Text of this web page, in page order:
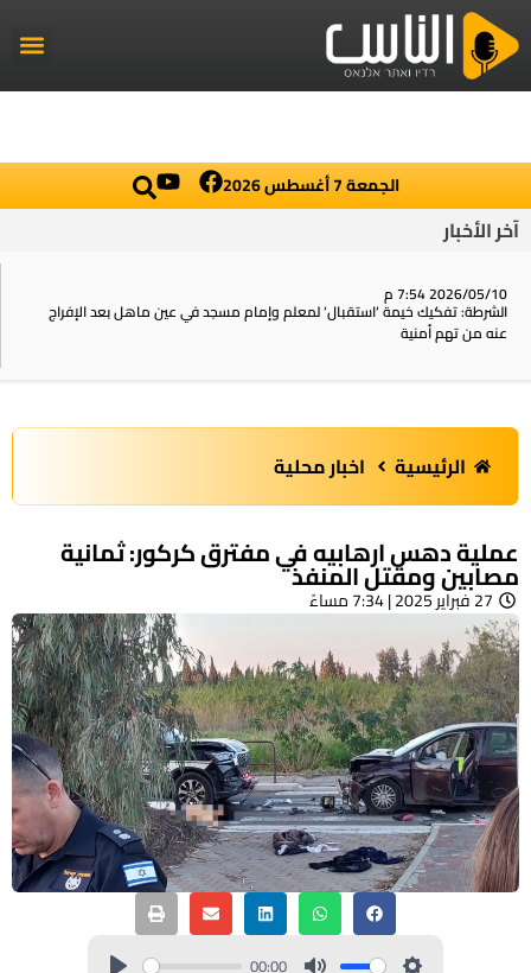
الجمعة 7 أغسطس 2026
آخر الأخبار
2026/05/10 7:54 م
الشرطة: تفكيك خيمة ‘استقبال‘ لمعلم وإمام مسجد في عين ماهل بعد الإفراج
عنه من تهم أمنية
الرئيسية اخبار محلية
عملية دهس ارهابيه في مفترق كركور: ثمانية
مصابين ومقتل المنفذ
27 فبراير 2025 | 7:34 مساءً
00:00